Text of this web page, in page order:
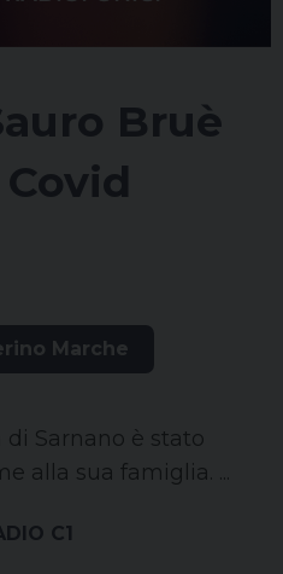
Bruè
Marche
Sarnano è stato
alla sua famiglia. ...
C1